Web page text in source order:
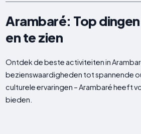
Arambaré: Top
en te zien
Ontdek de beste activiteiten in
bezienswaardigheden tot spannende
culturele ervaringen – Arambaré heeft
bieden.